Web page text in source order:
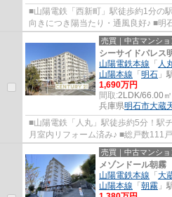
■山陽電鉄「西新町」駅徒歩約1分の
向きにつき陽当たり・通風良好♪ ■明
売買｜中古マンショ
シーサイドパレス
山陽電鉄本線 「 人
山陽本線 「明石 」
1,690万円
間取:2LDK/66.00㎡
兵庫県明石市大蔵
■山陽電鉄「人丸」駅徒歩約5分！駅
月室内リフォーム済み♪ ■総戸数111
売買｜中古マンショ
メゾンドール朝霧
山陽電鉄本線 「大
山陽本線 「朝霧 」